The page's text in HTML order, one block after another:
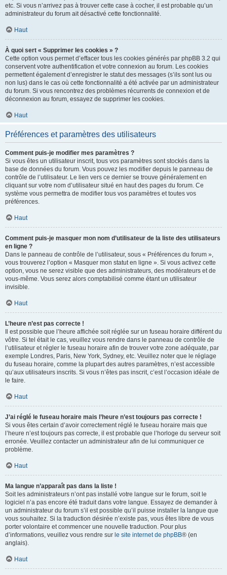
etc. Si vous n’arrivez pas à trouver cette case à cocher, il est probable qu’un
administrateur du forum ait désactivé cette fonctionnalité.
Haut
À quoi sert « Supprimer les cookies » ?
Cette option vous permet d’effacer tous les cookies générés par phpBB 3.2 qui
conservent votre authentification et votre connexion au forum. Les cookies
permettent également d’enregistrer le statut des messages (s’ils sont lus ou
non lus) dans le cas où cette fonctionnalité a été activée par un administrateur
du forum. Si vous rencontrez des problèmes récurrents de connexion et de
déconnexion au forum, essayez de supprimer les cookies.
Haut
Préférences et paramètres des utilisateurs
Comment puis-je modifier mes paramètres ?
Si vous êtes un utilisateur inscrit, tous vos paramètres sont stockés dans la
base de données du forum. Vous pouvez les modifier depuis le panneau de
contrôle de l’utilisateur. Le lien vers ce dernier se trouve généralement en
cliquant sur votre nom d’utilisateur situé en haut des pages du forum. Ce
système vous permettra de modifier tous vos paramètres et toutes vos
préférences.
Haut
Comment puis-je masquer mon nom d’utilisateur de la liste des utilisateurs
en ligne ?
Dans le panneau de contrôle de l’utilisateur, sous « Préférences du forum »,
vous trouverez l’option « Masquer mon statut en ligne ». Si vous activez cette
option, vous ne serez visible que des administrateurs, des modérateurs et de
vous-même. Vous serez alors comptabilisé comme étant un utilisateur
invisible.
Haut
L’heure n’est pas correcte !
Il est possible que l’heure affichée soit réglée sur un fuseau horaire différent du
vôtre. Si tel était le cas, veuillez vous rendre dans le panneau de contrôle de
l’utilisateur et régler le fuseau horaire afin de trouver votre zone adéquate, par
exemple Londres, Paris, New York, Sydney, etc. Veuillez noter que le réglage
du fuseau horaire, comme la plupart des autres paramètres, n’est accessible
qu’aux utilisateurs inscrits. Si vous n’êtes pas inscrit, c’est l’occasion idéale de
le faire.
Haut
J’ai réglé le fuseau horaire mais l’heure n’est toujours pas correcte !
Si vous êtes certain d’avoir correctement réglé le fuseau horaire mais que
l’heure n’est toujours pas correcte, il est probable que l’horloge du serveur soit
erronée. Veuillez contacter un administrateur afin de lui communiquer ce
problème.
Haut
Ma langue n’apparaît pas dans la liste !
Soit les administrateurs n’ont pas installé votre langue sur le forum, soit le
logiciel n’a pas encore été traduit dans votre langue. Essayez de demander à
un administrateur du forum s’il est possible qu’il puisse installer la langue que
vous souhaitez. Si la traduction désirée n’existe pas, vous êtes libre de vous
porter volontaire et commencer une nouvelle traduction. Pour plus
d’informations, veuillez vous rendre sur le site internet de phpBB® (en
anglais).
Haut